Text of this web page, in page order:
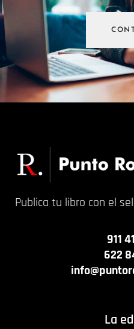
Publica tu libro con el
911
622
La